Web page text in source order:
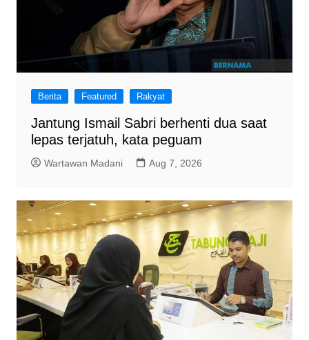
Berita Featured Rakyat
Jantung Ismail Sabri berhenti dua saat
lepas terjatuh, kata peguam
Wartawan Madani Aug 7, 2026